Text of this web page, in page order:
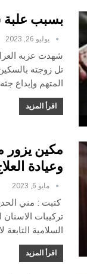
بسبب علبة
يوليو 26, 2023
شهدت عزبه
تل زوجته
المتهم وإيداع
اقرأ المزيد
مكين يزور
وعيادة
مايو 6, 2023
كتبت : مني
تركيبات
السلامية
اقرأ المزيد